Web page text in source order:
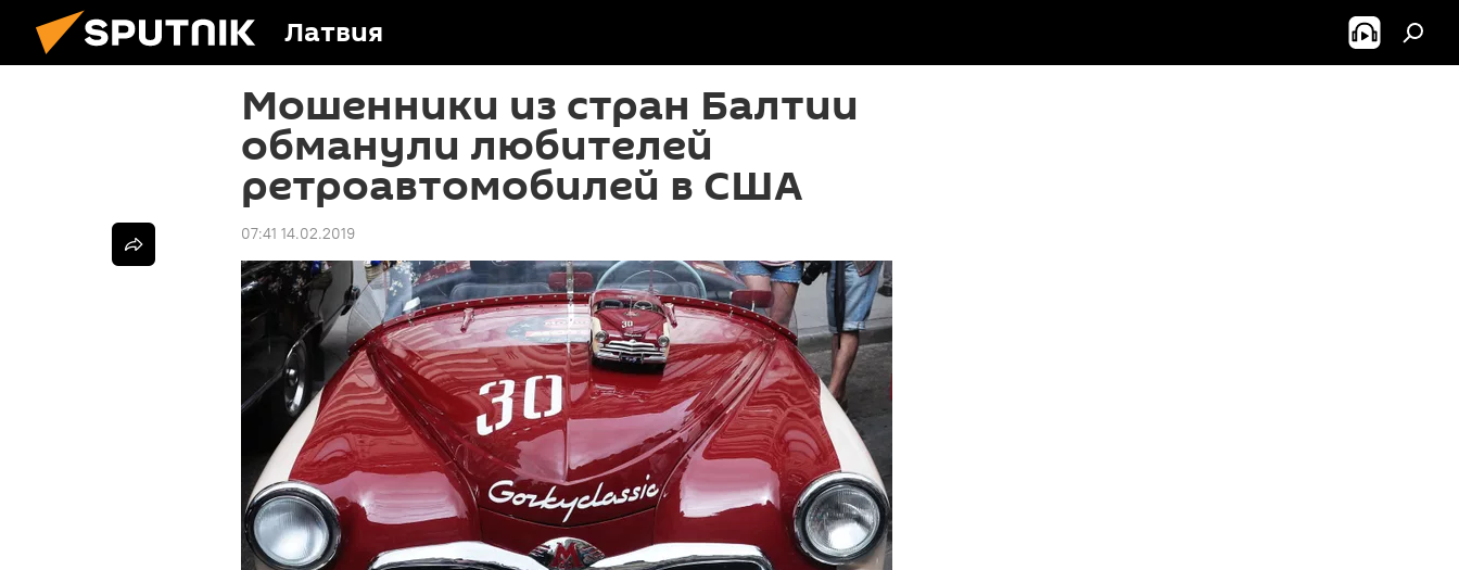
Латвия
Мошенники из стран Балтии
обманули любителей
ретроавтомобилей в США
07:41 14.02.2019